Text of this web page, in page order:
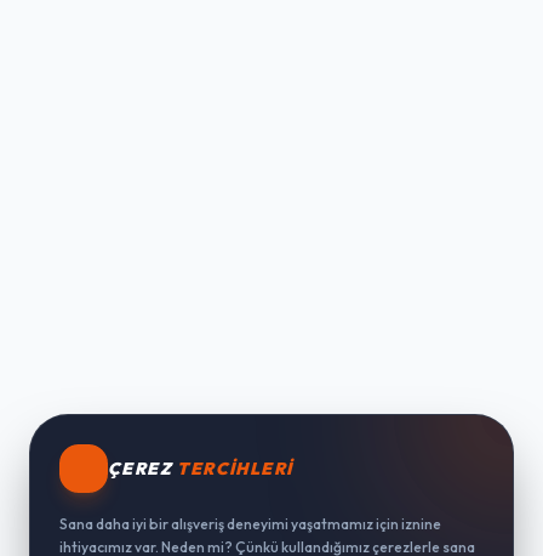
ÇEREZ TERCIHLERI
Sana daha iyi bir alışveriş deneyimi yaşatmamız için iznine
ihtiyacımız var. Neden mi? Çünkü kullandığımız çerezlerle sana